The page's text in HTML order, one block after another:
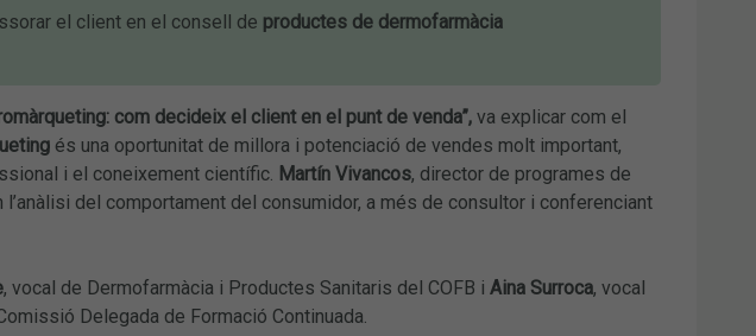
el client en el consell de productes de dermofarmàcia
com decideix el client en el punt de venda”,va explicar com el
és una oportunitat de millora i potenciació de vendes molt important,
i el coneixement científic. Martín Vivancos, director de programes de
del comportament del consumidor, a més de consultor i conferenciant
, vocal de Dermofarmàcia i Productes Sanitaris del COFB i Aina Surroca, vocal
Delegada de Formació Continuada.